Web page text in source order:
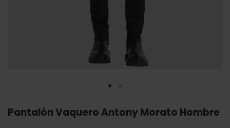
Pantalón Vaquero Antony Morato Hombre